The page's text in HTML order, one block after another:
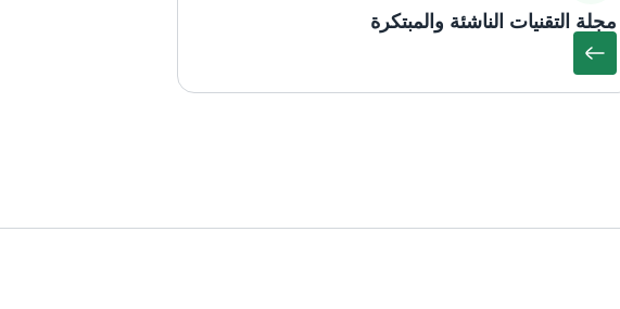
مجلة التقنيات الناشئة والمبتكرة